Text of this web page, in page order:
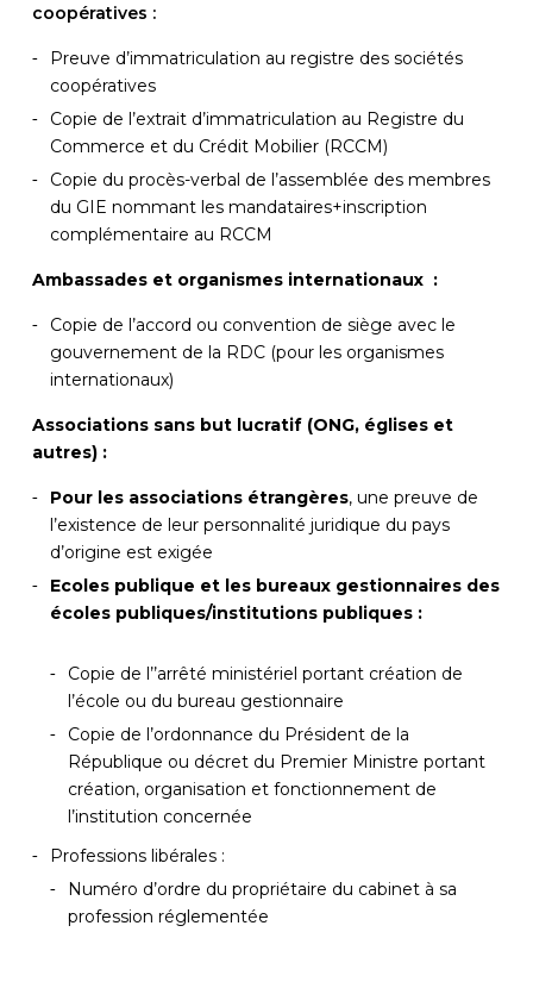
coopératives :
Preuve d’immatriculation au registre des sociétés
coopératives
Copie de l’extrait d’immatriculation au Registre du
Commerce et du Crédit Mobilier (RCCM)
Copie du procès-verbal de l’assemblée des membres
du GIE nommant les mandataires+inscription
complémentaire au RCCM
Ambassades et organismes internationaux :
Copie de l’accord ou convention de siège avec le
gouvernement de la RDC (pour les organismes
internationaux)
Associations sans but lucratif (ONG, églises et
autres) :
Pour les associations étrangères, une preuve de
l’existence de leur personnalité juridique du pays
d’origine est exigée
Ecoles publique et les bureaux gestionnaires des
écoles publiques/institutions publiques :
Copie de l’’arrêté ministériel portant création de
l’école ou du bureau gestionnaire
Copie de l’ordonnance du Président de la
République ou décret du Premier Ministre portant
création, organisation et fonctionnement de
l’institution concernée
Professions libérales :
Numéro d’ordre du propriétaire du cabinet à sa
profession réglementée